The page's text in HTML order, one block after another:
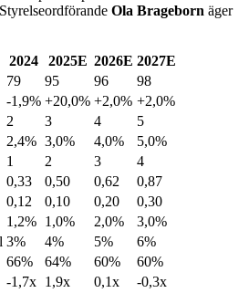
Ola Brageborn äger
2024 2025E 2026E 2027E
79 95 96
98
-1,9% +20,0% +2,0% +2,0%
2 3 4
5
2,4% 3,0% 4,0%
5,0%
1 2 3
4
0,33 0,50 0,62
0,87
0,12 0,10 0,20
0,30
1,2% 1,0% 2,0%
3,0%
3% 4% 5%
6%
66% 64% 60%
60%
-1,7x 1,9x 0,1x
-0,3x